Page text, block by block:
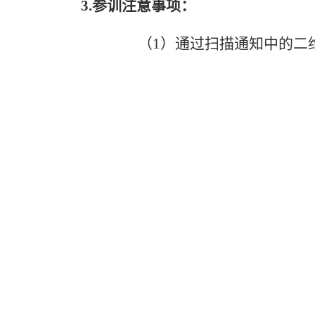
3.参训注意事项：
（1）通过扫描通知中的